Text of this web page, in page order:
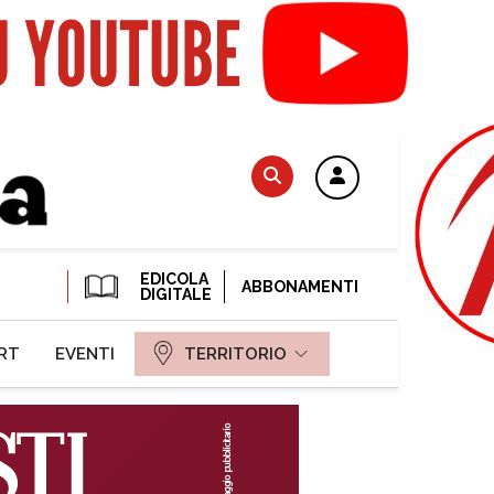
EDICOLA
DIGITALE
ABBONAMENTI
EVENTI TERRITORIO